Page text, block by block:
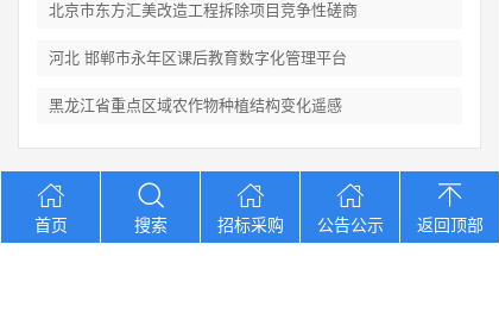
北京市东方汇美改造工程拆除项目竞争性磋商
河北 邯郸市永年区课后教育数字化管理平台
黑龙江省重点区域农作物种植结构变化遥感
Copyright © 2012-2026 中招招标网 版权所有 网站备案号：京
ICP备2023026371号-2
首页 搜索 招标采购 公告公示 返回顶部